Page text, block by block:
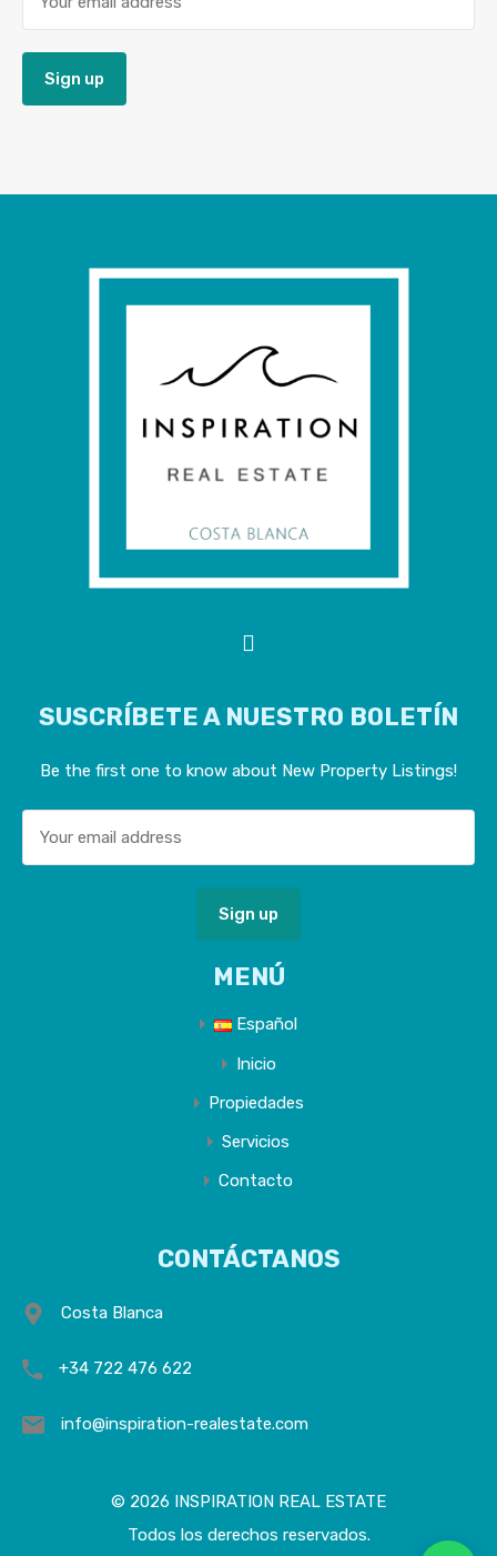
SUSCRÍBETE A NUESTRO BOLETÍN
Be the first one to know about New Property Listings!
MENÚ
Español
Inicio
Propiedades
Servicios
Contacto
CONTÁCTANOS
Costa Blanca
+34 722 476 622
info@inspiration-realestate.com
© 2026 INSPIRATION REAL ESTATE
Todos los derechos reservados.